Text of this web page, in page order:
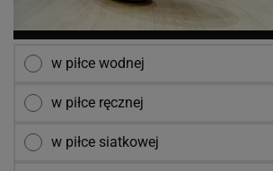
w piłce wodnej
w piłce ręcznej
w piłce siatkowej